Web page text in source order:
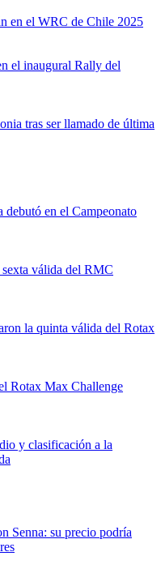
en el WRC de Chile 2025
el inaugural Rally del
tras ser llamado de última
en el Campeonato
válida del RMC
la quinta válida del Rotax
Rotax Max Challenge
y clasificación a la
Senna: su precio podría